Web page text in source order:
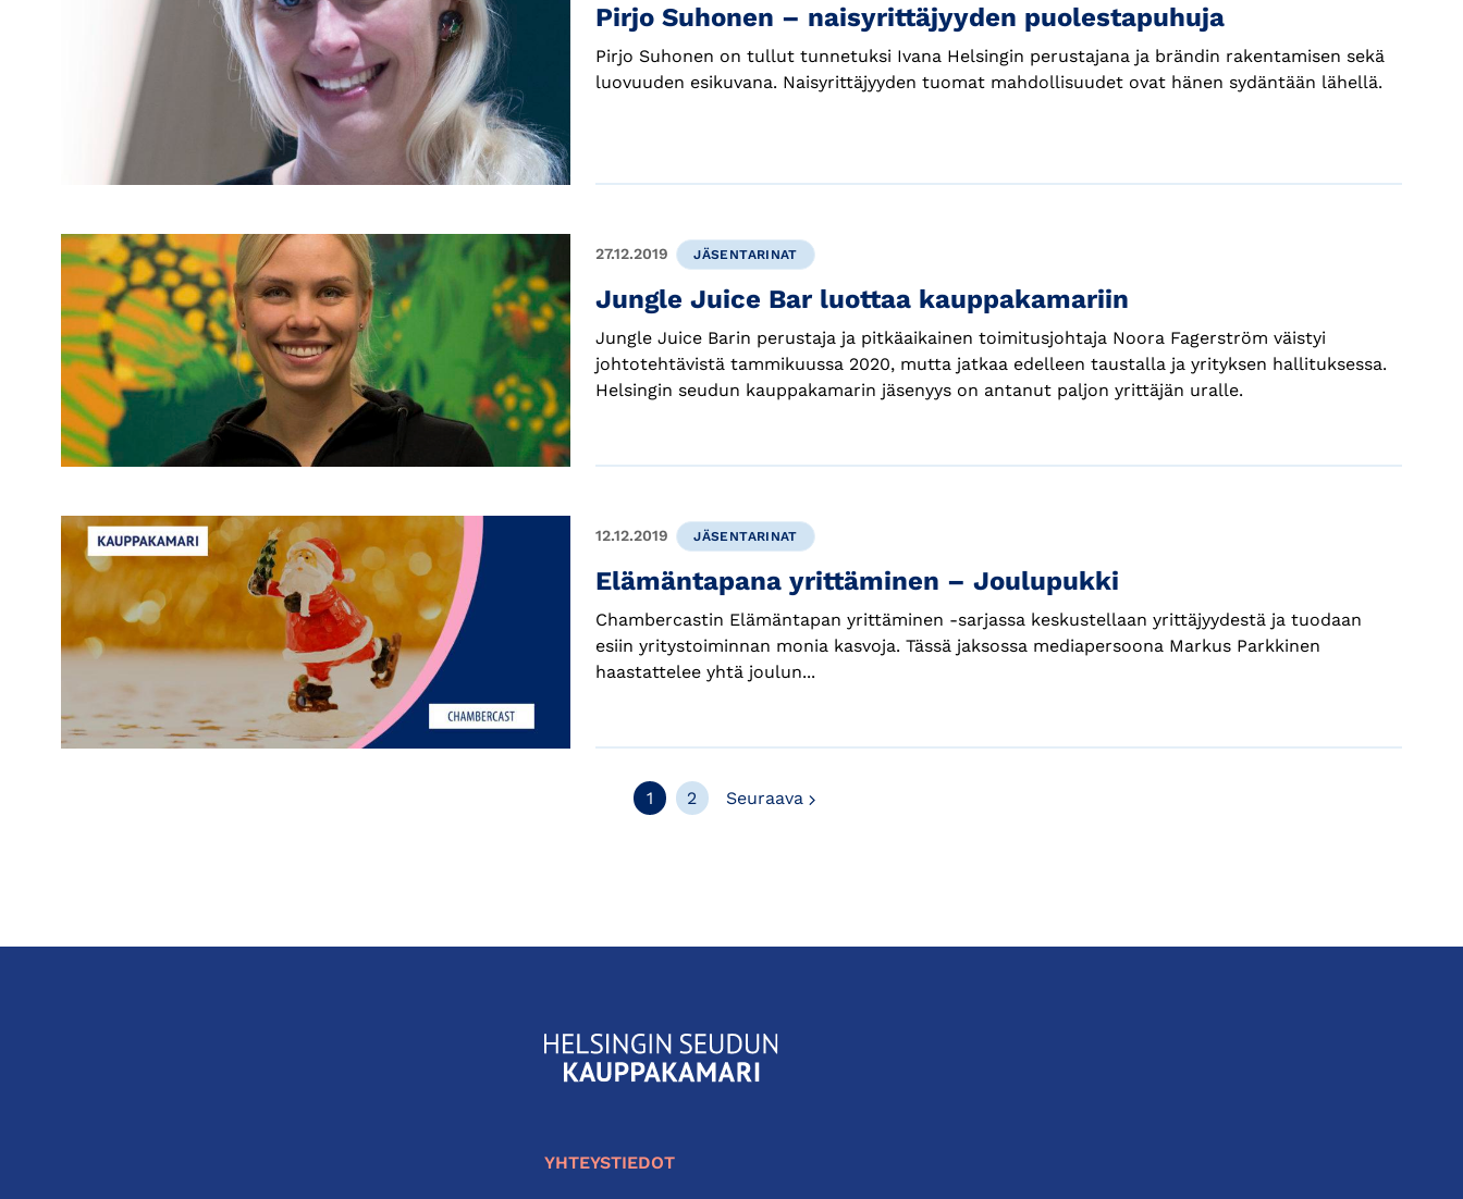
Pirjo Suhonen – naisyrittäjyyden puolestapuhuja
Pirjo Suhonen on tullut tunnetuksi Ivana Helsingin perustajana ja brändin rakentamisen sekä
luovuuden esikuvana. Naisyrittäjyyden tuomat mahdollisuudet ovat hänen sydäntään lähellä.
27.12.2019 JÄSENTARINAT
Jungle Juice Bar luottaa kauppakamariin
Jungle Juice Barin perustaja ja pitkäaikainen toimitusjohtaja Noora Fagerström väistyi
johtotehtävistä tammikuussa 2020, mutta jatkaa edelleen taustalla ja yrityksen hallituksessa.
Helsingin seudun kauppakamarin jäsenyys on antanut paljon yrittäjän uralle.
12.12.2019 JÄSENTARINAT
Elämäntapana yrittäminen – Joulupukki
Chambercastin Elämäntapan yrittäminen -sarjassa keskustellaan yrittäjyydestä ja tuodaan
esiin yritystoiminnan monia kasvoja. Tässä jaksossa mediapersoona Markus Parkkinen
haastattelee yhtä joulun...
1 2 Seuraava
KauppakamariHelsingin
seudun
YHTEYSTIEDOT